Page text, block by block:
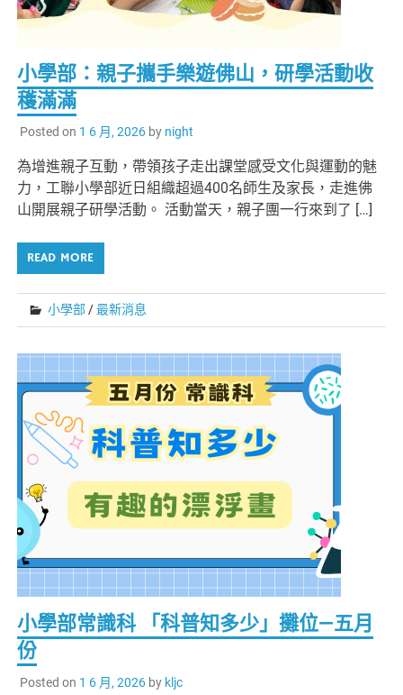
小學部：親子攜手樂遊佛山，研學活動收
穫滿滿
Posted on 1 6 月, 2026by night
為增進親子互動，帶領孩子走出課堂感受文化與運動的魅
力，工聯小學部近日組織超過400名師生及家長，走進佛
山開展親子研學活動。 活動當天，親子團一行來到了 […]
READ MORE
小學部/最新消息
小學部常識科 「科普知多少」攤位—五月
份
Posted on 1 6 月, 2026by kljc